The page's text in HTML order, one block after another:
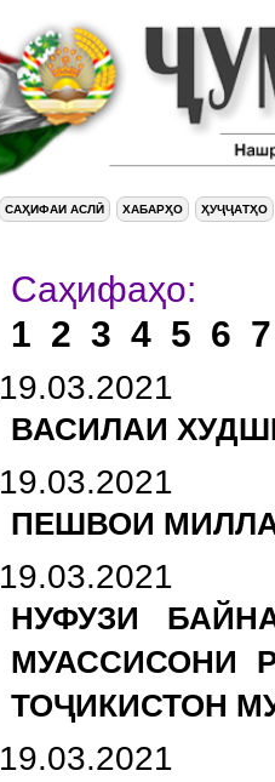
САҲИФАИ АСЛӢ ХАБАРҲО ҲУҶҶАТҲО
1 2 3 4 5 6 7
19.03.2021
ВАСИЛАИ
19.03.2021
ПЕШВОИ
19.03.2021
НУФУЗИ
МУАССИСОНИ
ТОҶИКИСТОН
19.03.2021